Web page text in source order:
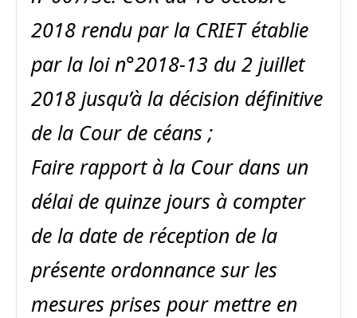
2018 rendu par la CRIET établie
par la loi n°2018-13 du 2 juillet
2018 jusqu’à la décision définitive
de la Cour de céans ;
Faire rapport à la Cour dans un
délai de quinze jours à compter
de la date de réception de la
présente ordonnance sur les
mesures prises pour mettre en